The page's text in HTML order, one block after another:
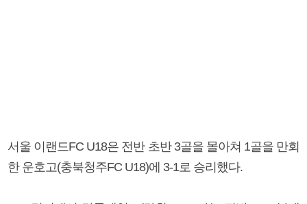
서울 이랜드FC U18은 전반 초반 3골을 몰아쳐 1골을 만회
한 운호고(충북청주FC U18)에 3-1로 승리했다.